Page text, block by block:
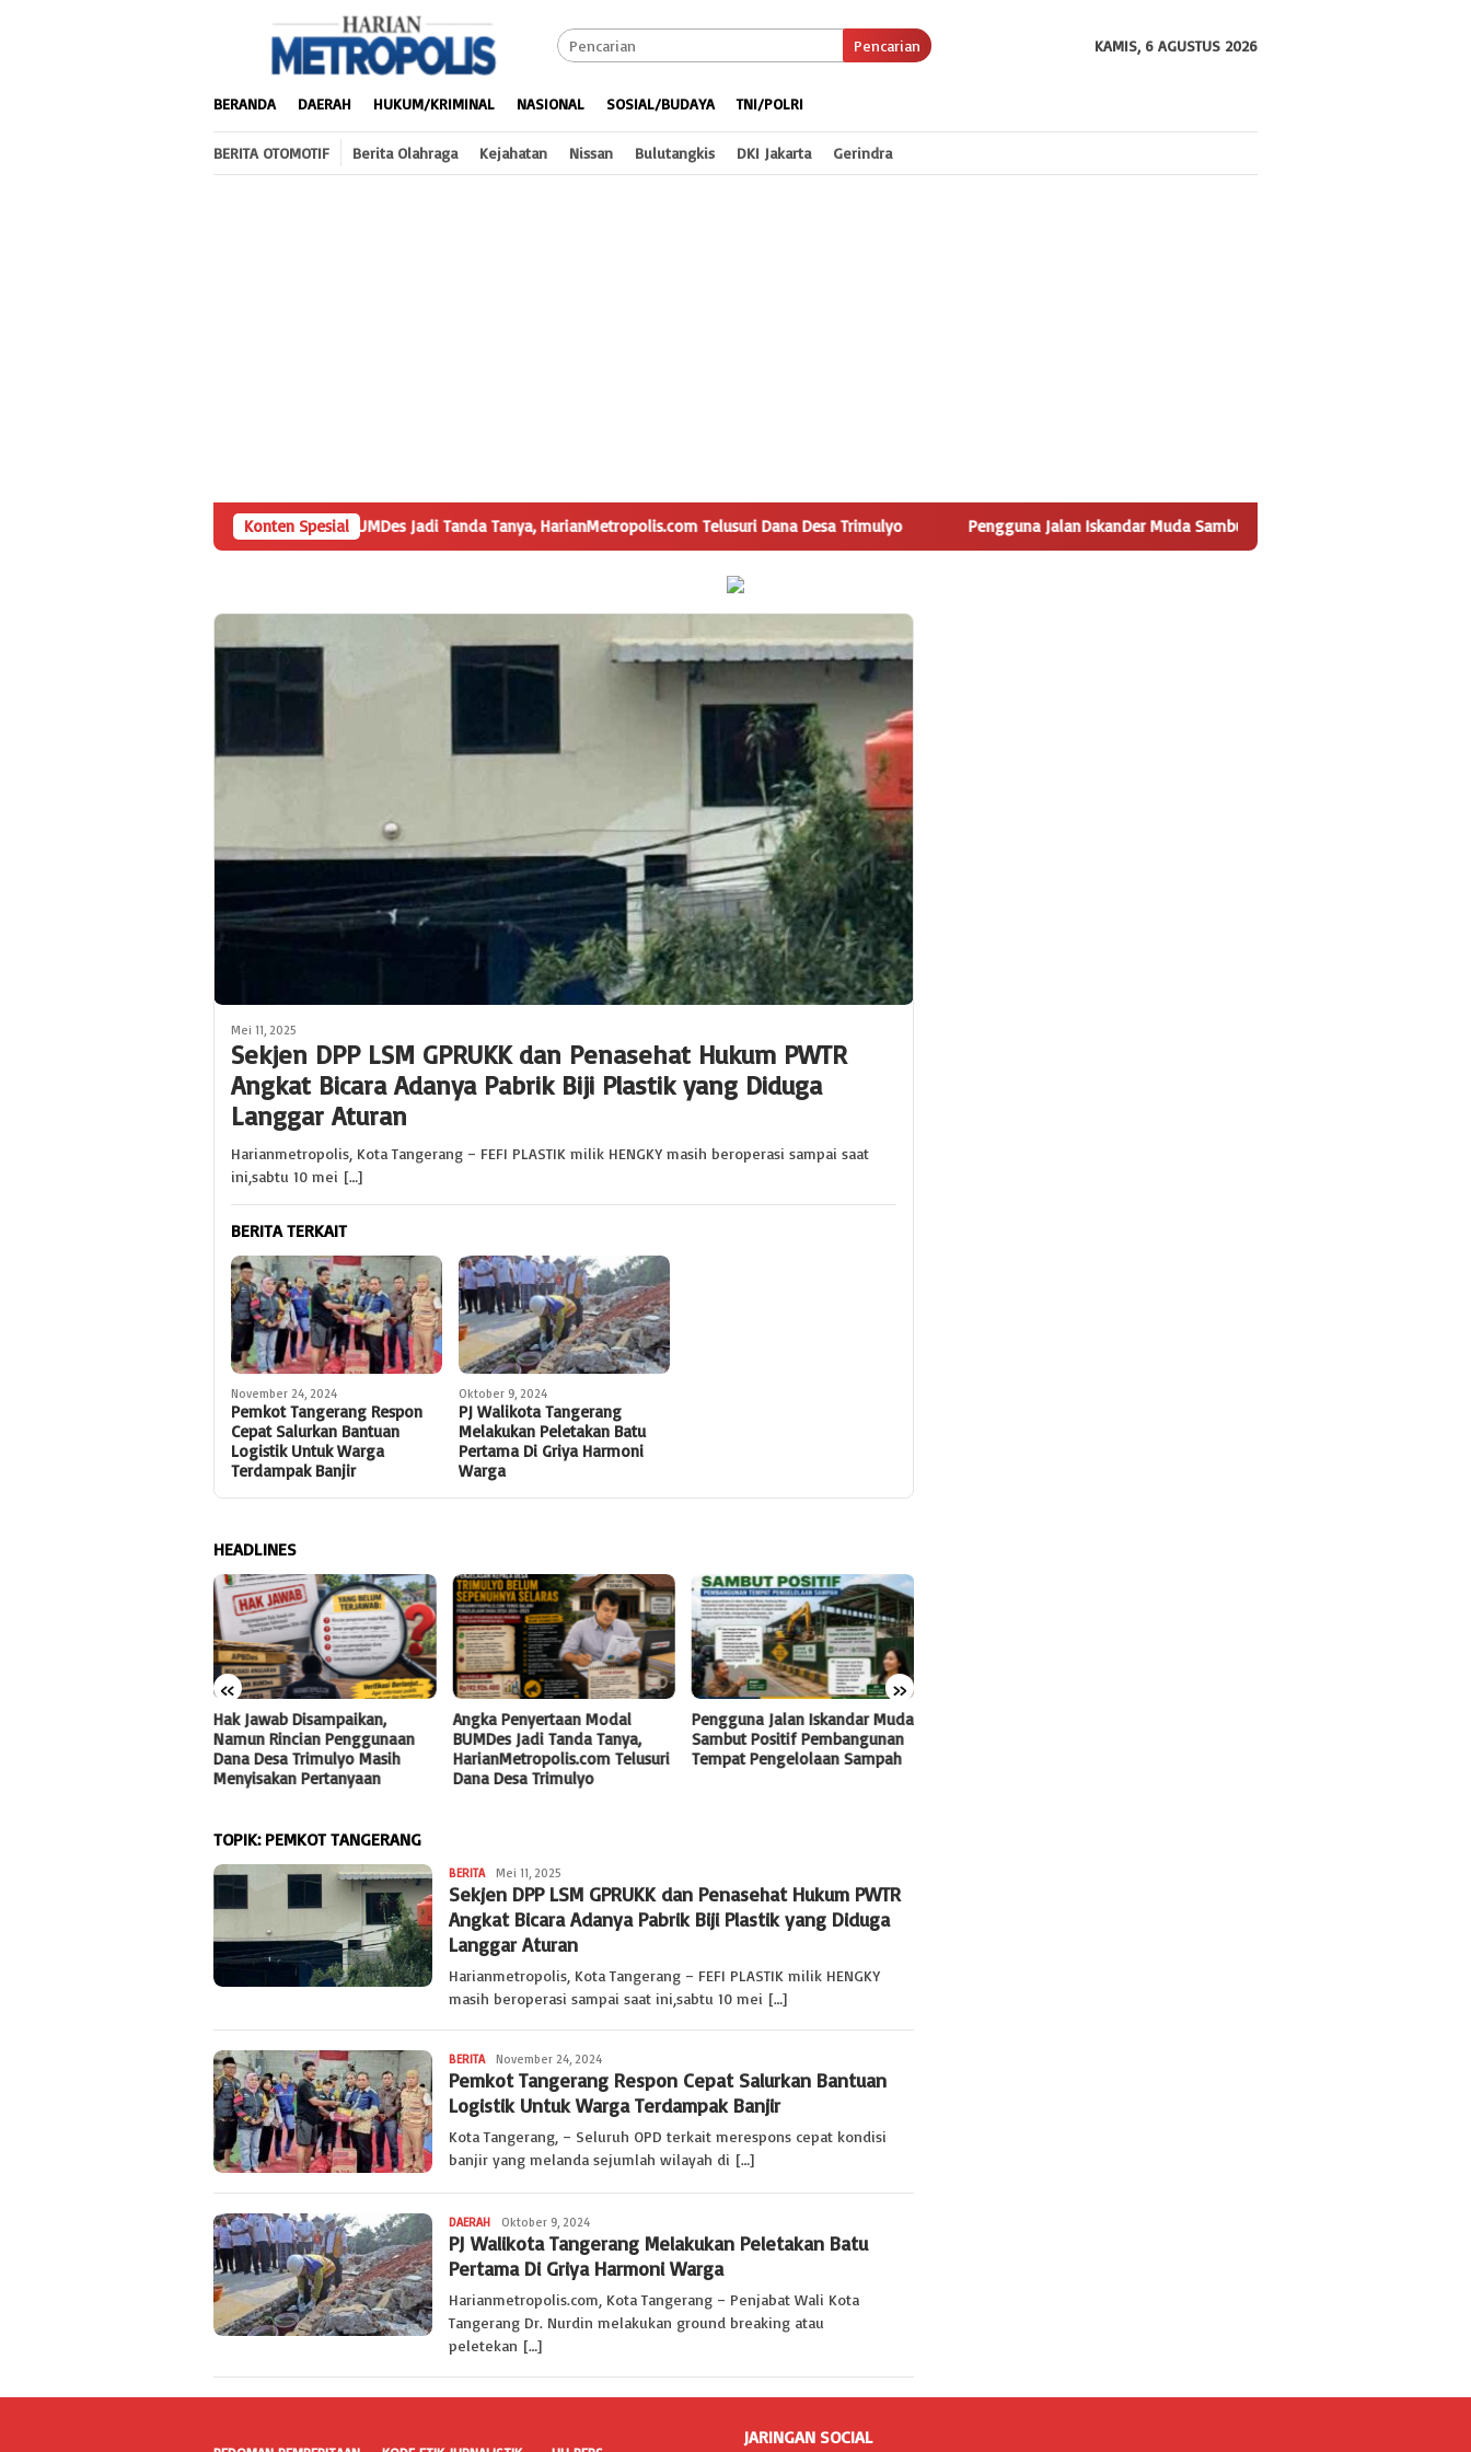
Pencarian KAMIS, 6 AGUSTUS 2026
BERANDA DAERAH HUKUM/KRIMINAL NASIONAL SOSIAL/BUDAYA TNI/POLRI
BERITA OTOMOTIF Berita Olahraga Kejahatan Nissan Bulutangkis DKI Jakarta Gerindra
Konten Spesial
Angka Penyertaan Modal BUMDes Jadi Tanda Tanya, HarianMetropolis.com Telusuri Dana Desa Trimulyo Pengguna Jalan Iskandar Muda Sambut Positif Pembangunan Tempat
Mei 11, 2025
Sekjen DPP LSM GPRUKK dan Penasehat Hukum PWTR
Angkat Bicara Adanya Pabrik Biji Plastik yang Diduga
Langgar Aturan
Harianmetropolis, Kota Tangerang – FEFI PLASTIK milik HENGKY masih beroperasi sampai saat
ini,sabtu 10 mei […]
BERITA TERKAIT
November 24, 2024
Pemkot Tangerang Respon
Cepat Salurkan Bantuan
Logistik Untuk Warga
Terdampak Banjir
Oktober 9, 2024
PJ Walikota Tangerang
Melakukan Peletakan Batu
Pertama Di Griya Harmoni
Warga
HEADLINES
« »
Hak Jawab Disampaikan,
Namun Rincian Penggunaan
Dana Desa Trimulyo Masih
Menyisakan Pertanyaan
Angka Penyertaan Modal
BUMDes Jadi Tanda Tanya,
HarianMetropolis.com Telusuri
Dana Desa Trimulyo
Pengguna Jalan Iskandar Muda
Sambut Positif Pembangunan
Tempat Pengelolaan Sampah
TOPIK: PEMKOT TANGERANG
BERITARedaksi
Mei 11, 2025
Sekjen DPP LSM GPRUKK dan Penasehat Hukum PWTR
Angkat Bicara Adanya Pabrik Biji Plastik yang Diduga
Langgar Aturan
Harianmetropolis, Kota Tangerang – FEFI PLASTIK milik HENGKY
masih beroperasi sampai saat ini,sabtu 10 mei […]
BERITARedaksi
November 24, 2024
Pemkot Tangerang Respon Cepat Salurkan Bantuan
Logistik Untuk Warga Terdampak Banjir
Kota Tangerang, – Seluruh OPD terkait merespons cepat kondisi
banjir yang melanda sejumlah wilayah di […]
DAERAH Redaksi
Oktober 9, 2024
PJ Walikota Tangerang Melakukan Peletakan Batu
Pertama Di Griya Harmoni Warga
Harianmetropolis.com, Kota Tangerang – Penjabat Wali Kota
Tangerang Dr. Nurdin melakukan ground breaking atau
peletekan […]
JARINGAN SOCIAL